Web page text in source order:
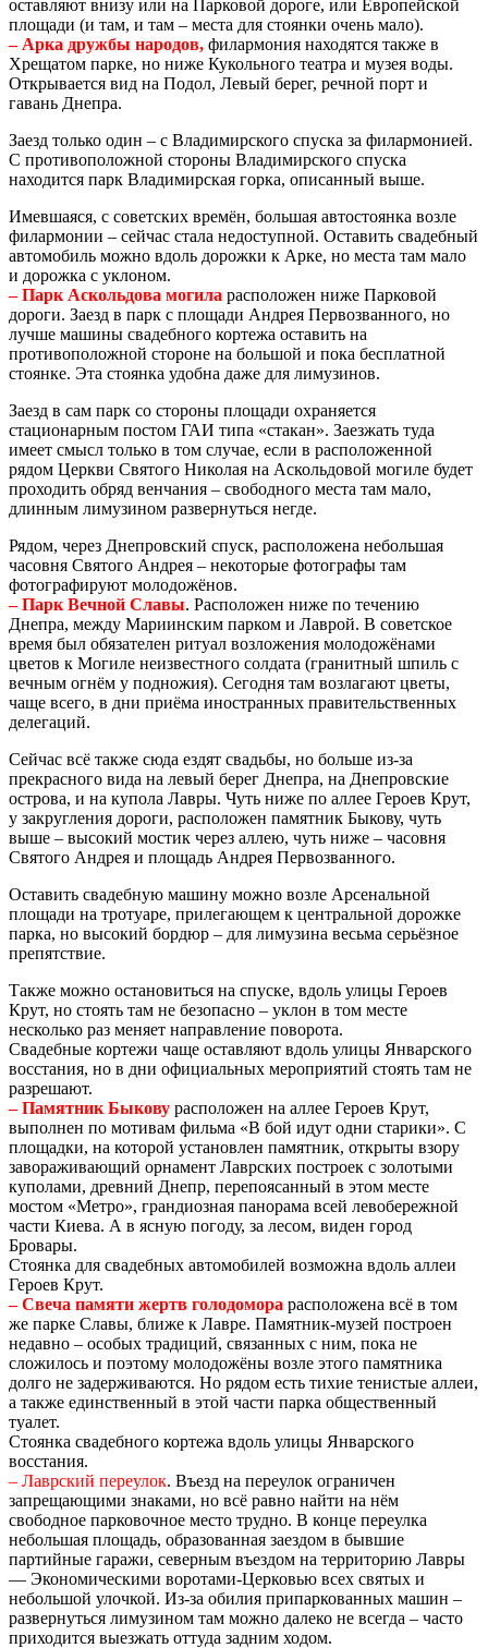
оставляют внизу или на Парковой дороге, или Европейской
площади (и там, и там – места для стоянки очень мало).
– Арка дружбы народов, филармония находятся также в
Хрещатом парке, но ниже Кукольного театра и музея воды.
Открывается вид на Подол, Левый берег, речной порт и
гавань Днепра.
Заезд только один – с Владимирского спуска за филармонией.
С противоположной стороны Владимирского спуска
находится парк Владимирская горка, описанный выше.
Имевшаяся, с советских времён, большая автостоянка возле
филармонии – сейчас стала недоступной. Оставить свадебный
автомобиль можно вдоль дорожки к Арке, но места там мало
и дорожка с уклоном.
– Парк Аскольдова могила расположен ниже Парковой
дороги. Заезд в парк с площади Андрея Первозванного, но
лучше машины свадебного кортежа оставить на
противоположной стороне на большой и пока бесплатной
стоянке. Эта стоянка удобна даже для лимузинов.
Заезд в сам парк со стороны площади охраняется
стационарным постом ГАИ типа «стакан». Заезжать туда
имеет смысл только в том случае, если в расположенной
рядом Церкви Святого Николая на Аскольдовой могиле будет
проходить обряд венчания – свободного места там мало,
длинным лимузином развернуться негде.
Рядом, через Днепровский спуск, расположена небольшая
часовня Святого Андрея – некоторые фотографы там
фотографируют молодожёнов.
– Парк Вечной Славы. Расположен ниже по течению
Днепра, между Мариинским парком и Лаврой. В советское
время был обязателен ритуал возложения молодожёнами
цветов к Могиле неизвестного солдата (гранитный шпиль с
вечным огнём у подножия). Сегодня там возлагают цветы,
чаще всего, в дни приёма иностранных правительственных
делегаций.
Сейчас всё также сюда ездят свадьбы, но больше из-за
прекрасного вида на левый берег Днепра, на Днепровские
острова, и на купола Лавры. Чуть ниже по аллее Героев Крут,
у закругления дороги, расположен памятник Быкову, чуть
выше – высокий мостик через аллею, чуть ниже – часовня
Святого Андрея и площадь Андрея Первозванного.
Оставить свадебную машину можно возле Арсенальной
площади на тротуаре, прилегающем к центральной дорожке
парка, но высокий бордюр – для лимузина весьма серьёзное
препятствие.
Также можно остановиться на спуске, вдоль улицы Героев
Крут, но стоять там не безопасно – уклон в том месте
несколько раз меняет направление поворота.
Свадебные кортежи чаще оставляют вдоль улицы Январского
восстания, но в дни официальных мероприятий стоять там не
разрешают.
– Памятник Быкову расположен на аллее Героев Крут,
выполнен по мотивам фильма «В бой идут одни старики». С
площадки, на которой установлен памятник, открыты взору
завораживающий орнамент Лаврских построек с золотыми
куполами, древний Днепр, перепоясанный в этом месте
мостом «Метро», грандиозная панорама всей левобережной
части Киева. А в ясную погоду, за лесом, виден город
Бровары.
Стоянка для свадебных автомобилей возможна вдоль аллеи
Героев Крут.
– Свеча памяти жертв голодомора расположена всё в том
же парке Славы, ближе к Лавре. Памятник-музей построен
недавно – особых традиций, связанных с ним, пока не
сложилось и поэтому молодожёны возле этого памятника
долго не задерживаются. Но рядом есть тихие тенистые аллеи,
а также единственный в этой части парка общественный
туалет.
Стоянка свадебного кортежа вдоль улицы Январского
восстания.
– Лаврский переулок. Въезд на переулок ограничен
запрещающими знаками, но всё равно найти на нём
свободное парковочное место трудно. В конце переулка
небольшая площадь, образованная заездом в бывшие
партийные гаражи, северным въездом на территорию Лавры
— Экономическими воротами-Церковью всех святых и
небольшой улочкой. Из-за обилия припаркованных машин –
развернуться лимузином там можно далеко не всегда – часто
приходится выезжать оттуда задним ходом.